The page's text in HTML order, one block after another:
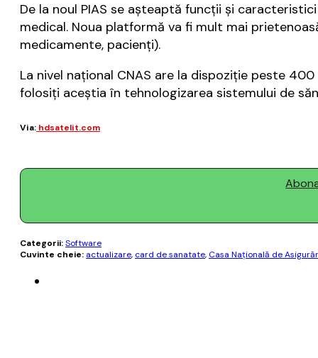
De la noul PIAS se aşteaptă funcţii şi
medical. Noua platformă va fi mult mai
medicamente, pacienţi).
La nivel naţional CNAS are la dispoziţie peste
folosiţi aceştia în tehnologizarea sistemului de
Via: hdsatelit.com
Categorii:Software
Cuvinte cheie: actualizare, card de sanatate, Casa Naţională de